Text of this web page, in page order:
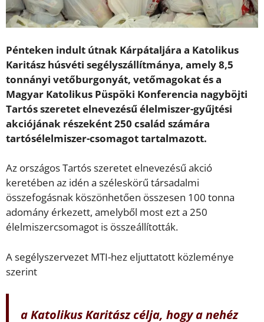
Pénteken indult útnak Kárpátaljára a Katolikus
Karitász húsvéti segélyszállítmánya, amely 8,5
tonnányi vetőburgonyát, vetőmagokat és a
Magyar Katolikus Püspöki Konferencia nagyböjti
Tartós szeretet elnevezésű élelmiszer-gyűjtési
akciójának részeként 250 család számára
tartósélelmiszer-csomagot tartalmazott.
Az országos Tartós szeretet elnevezésű akció
keretében az idén a széleskörű társadalmi
összefogásnak köszönhetően összesen 100 tonna
adomány érkezett, amelyből most ezt a 250
élelmiszercsomagot is összeállították.
A segélyszervezet MTI-hez eljuttatott közleménye
szerint
a Katolikus Karitász célja, hogy a nehéz